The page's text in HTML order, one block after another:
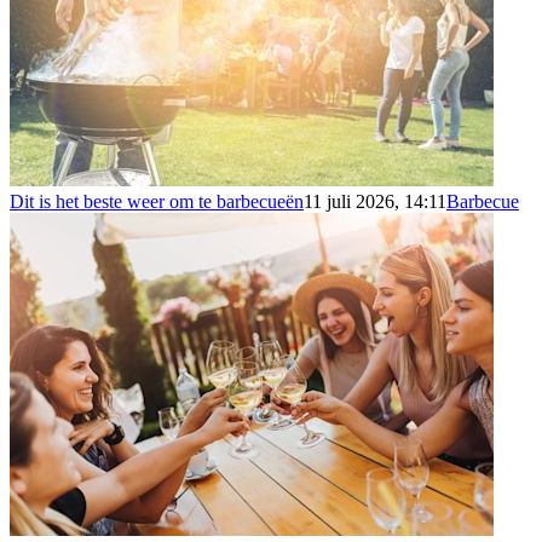
Dit is het beste weer om te barbecueën11 juli 2026, 14:11Barbecue